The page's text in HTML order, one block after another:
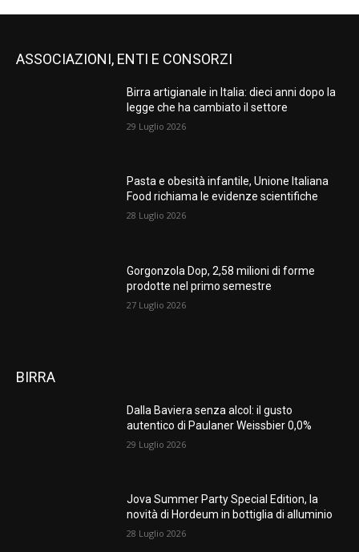
ASSOCIAZIONI, ENTI E CONSORZI
Birra artigianale in Italia: dieci anni dopo la
legge che ha cambiato il settore
29 Luglio 2026
Pasta e obesità infantile, Unione Italiana
Food richiama le evidenze scientifiche
28 Luglio 2026
Gorgonzola Dop, 2,58 milioni di forme
prodotte nel primo semestre
27 Luglio 2026
BIRRA
Dalla Baviera senza alcol: il gusto
autentico di Paulaner Weissbier 0,0%
29 Luglio 2026
Jova Summer Party Special Edition, la
novità di Hordeum in bottiglia di alluminio
28 Luglio 2026